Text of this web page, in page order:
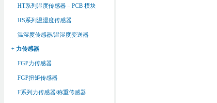
HT系列湿度传感器－PCB 模块
HS系列温湿度传感器
温湿度传感器/温湿度变送器
+ 力传感器
FGP力传感器
FGP扭矩传感器
F系列力传感器/称重传感器